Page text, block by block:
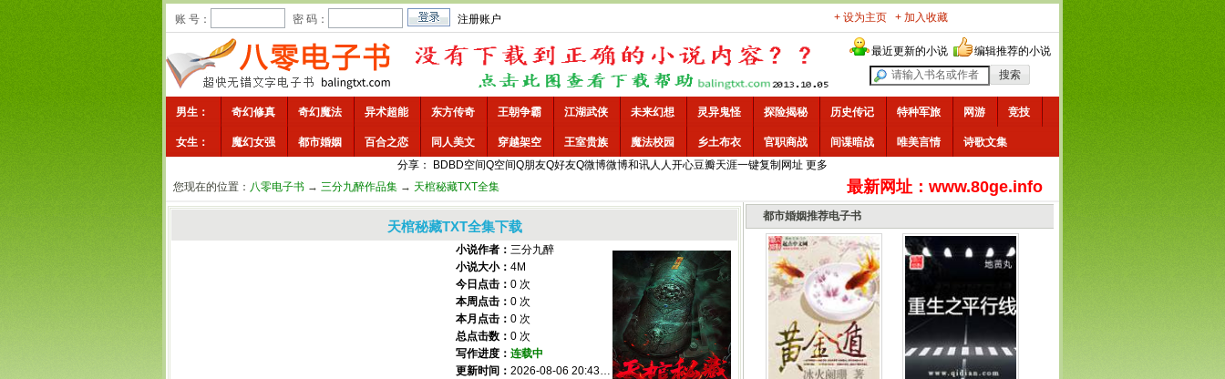
账 号： 密 码： 注册账户 + 设为主页 + 加入收藏
最近更新的小说 编辑推荐的小说
男生： 奇幻修真 奇幻魔法 异术超能 东方传奇 王朝争霸 江湖武侠 未来幻想 灵异鬼怪 探险揭秘 历史传记 特种军旅 网游 竞技
女生： 魔幻女强 都市婚姻 百合之恋 同人美文 穿越架空 王室贵族 魔法校园 乡土布衣 官职商战 间谍暗战 唯美言情
诗歌文集
分享：
BD BD空间Q空间Q朋友Q好友Q微博微博和讯人人开心豆瓣天涯一键复制网址 更多
您现在的位置： 八零电子书 → 三分九醉作品集 → 天棺秘藏TXT全集 最新网址：www.80ge.info
天棺秘藏TXT全集下载
小说作者： 三分九醉
小说大小： 4M
今日点击： 0 次
本周点击： 0 次
本月点击： 0 次
总点击数： 0 次
写作进度： 连载中
更新时间： 2026-08-06 20:43:00
都市婚姻推荐电子书